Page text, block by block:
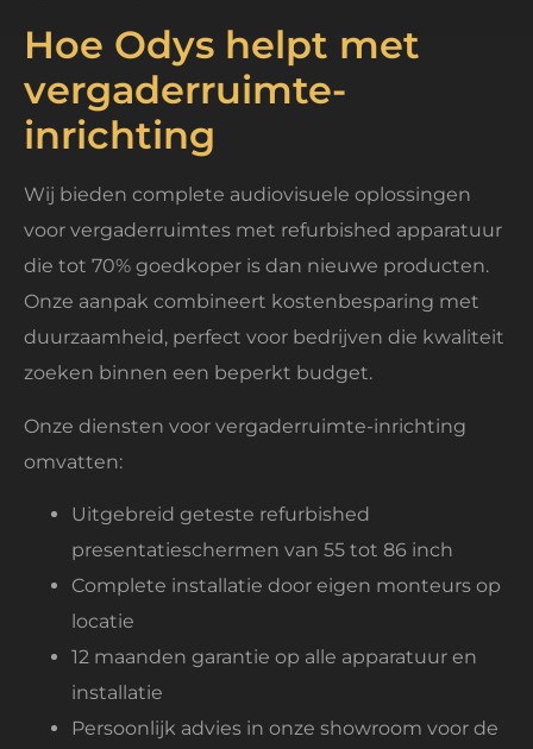
Hoe Odys helpt met
vergaderruimte-
inrichting
Wij bieden complete audiovisuele oplossingen
voor vergaderruimtes met refurbished apparatuur
die tot 70% goedkoper is dan nieuwe producten.
Onze aanpak combineert kostenbesparing met
duurzaamheid, perfect voor bedrijven die kwaliteit
zoeken binnen een beperkt budget.
Onze diensten voor vergaderruimte-inrichting
omvatten:
Uitgebreid geteste refurbished
presentatieschermen van 55 tot 86 inch
Complete installatie door eigen monteurs op
locatie
12 maanden garantie op alle apparatuur en
installatie
Persoonlijk advies in onze showroom voor de